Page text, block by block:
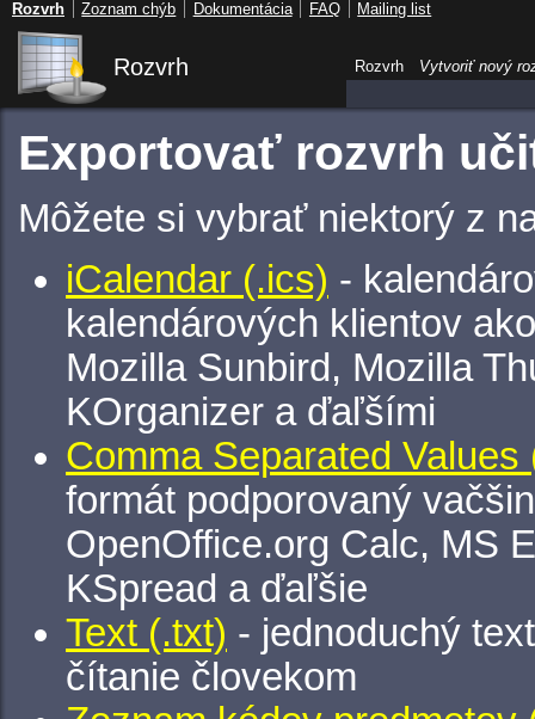
Rozvrh
Exportovať rozvrh
Môžete si vybrať niektorý z
iCalendar (.ics) -
kalendárových klientov
Mozilla Sunbird, Mozilla
KOrganizer a ďaľšími
Comma Separated Values
formát podporovaný
OpenOffice.org Calc, MS
KSpread a ďaľšie
Text (.txt) - jednoduchý
čítanie človekom
Rozvrh Vytvoriť nový
Rozvrh Zoznam chýb Dokumentácia FAQ Mailing list